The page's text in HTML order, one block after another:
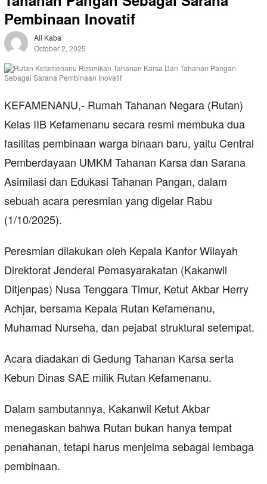
Pembinaan Inovatif
Ali Kaba
October 2, 2025
KEFAMENANU,- Rumah Tahanan Negara (Rutan)
Kelas IIB Kefamenanu secara resmi membuka dua
fasilitas pembinaan warga binaan baru, yaitu Central
Pemberdayaan UMKM Tahanan Karsa dan Sarana
Asimilasi dan Edukasi Tahanan Pangan, dalam
sebuah acara peresmian yang digelar Rabu
(1/10/2025).
Peresmian dilakukan oleh Kepala Kantor Wilayah
Direktorat Jenderal Pemasyarakatan (Kakanwil
Ditjenpas) Nusa Tenggara Timur, Ketut Akbar Herry
Achjar, bersama Kepala Rutan Kefamenanu,
Muhamad Nurseha, dan pejabat struktural setempat.
Acara diadakan di Gedung Tahanan Karsa serta
Kebun Dinas SAE milik Rutan Kefamenanu.
Dalam sambutannya, Kakanwil Ketut Akbar
menegaskan bahwa Rutan bukan hanya tempat
penahanan, tetapi harus menjelma sebagai lembaga
pembinaan.